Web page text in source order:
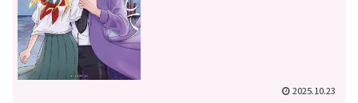
2025.10.23